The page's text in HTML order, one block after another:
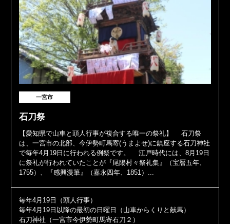
一宮市
石刀祭
【愛知県で山車と頭人行事が複合する唯一の祭礼】 石刀祭
は、一宮市の北部、今伊勢町馬寄(うまよせ)に鎮座する石刀神社
で毎年4月19日に行われる例祭です。 江戸時代には、8月19日
に祭礼が行われていたことが『尾陽村々祭礼集』（宝暦五年、
1755）、『感興漫筆』（嘉永四年、1851）...
毎年4月19日（頭人行事）
毎年4月19日以降の最初の日曜日（山車からくりと献馬）
石刀神社（一宮市今伊勢町馬寄石刀２）